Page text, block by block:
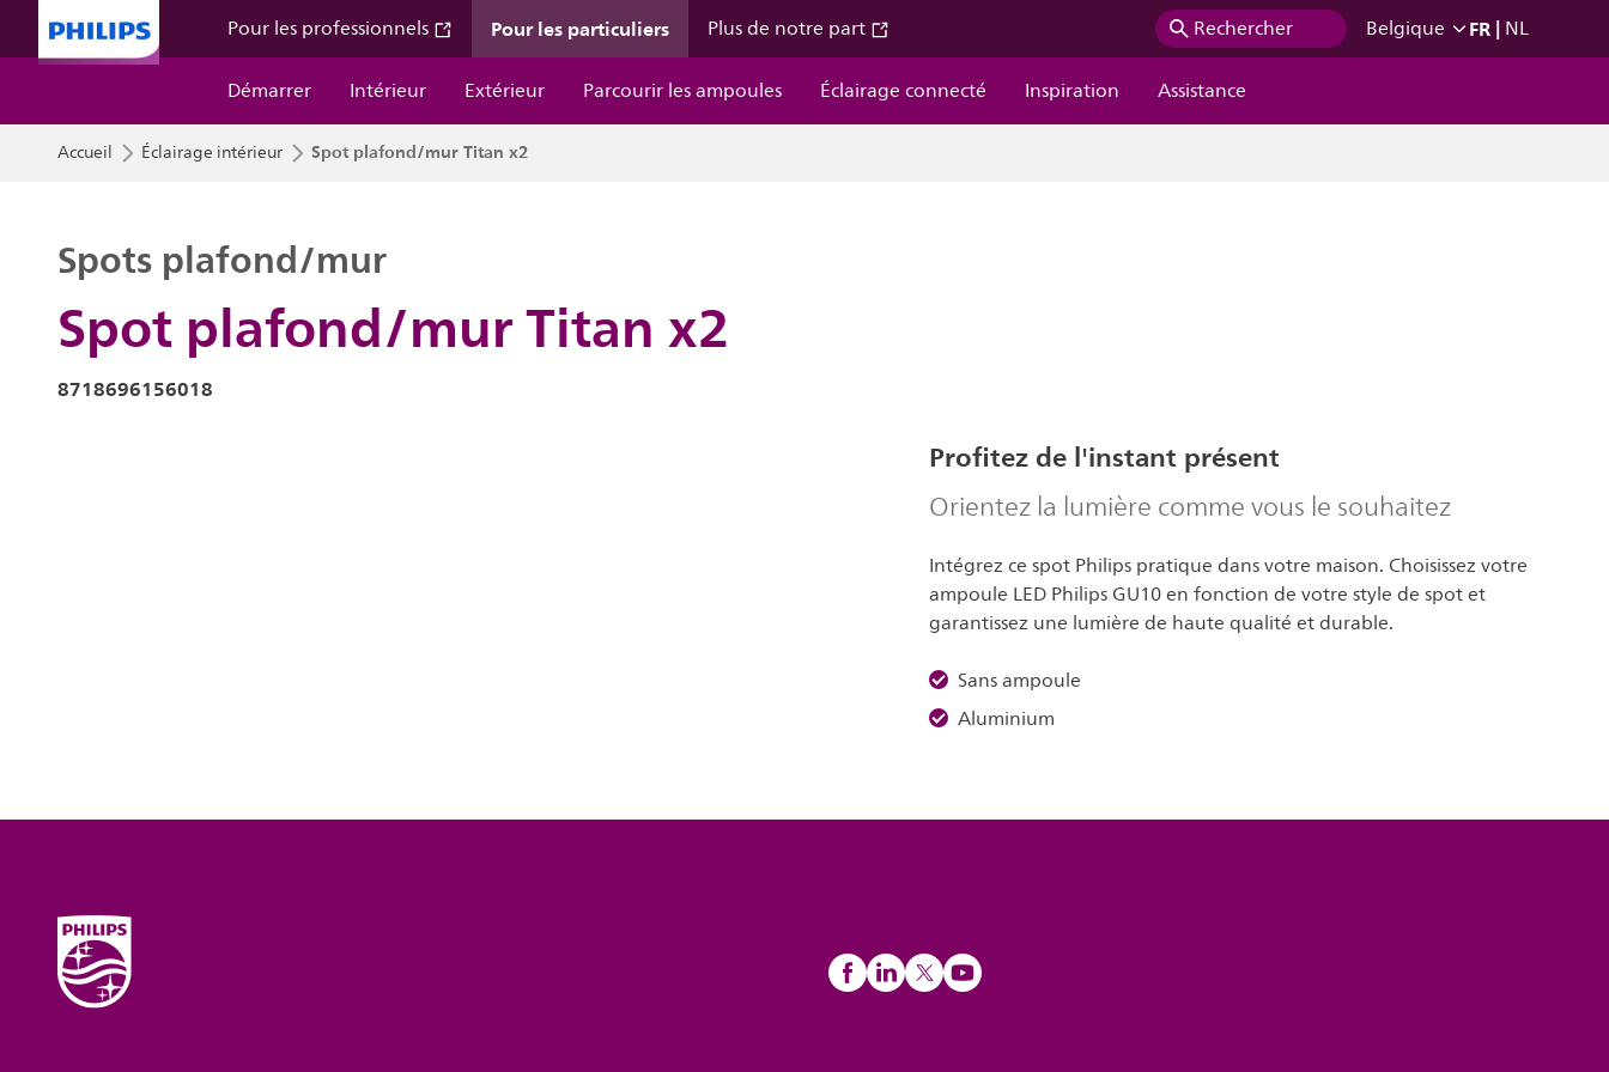
Pour les professionnels Pour les particuliers Plus de notre part Rechercher Belgique FR| NL
Démarrer
Intérieur Extérieur Parcourir les ampoules Éclairage connecté Inspiration Assistance
Accueil Éclairage intérieur Spot plafond/mur Titan x2
Spot plafond/mur Titan x2
Spots plafond/mur
8718696156018
Profitez de l'instant présent
Orientez la lumière comme vous le souhaitez
Intégrez ce spot Philips pratique dans votre maison. Choisissez votre
ampoule LED Philips GU10 en fonction de votre style de spot et
garantissez une lumière de haute qualité et durable.
Sans ampoule
Aluminium